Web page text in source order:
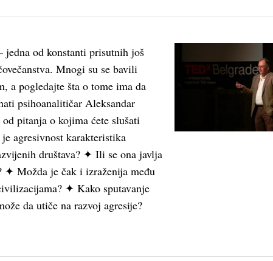
jedna od konstanti prisutnih još
Mnogi su se bavili
a pogledajte šta o tome ima da
psihoanalitičar Aleksandar
pitanja o kojima ćete slušati
agresivnost karakteristika
društava? ✦ Ili se ona javlja
✦ Možda je čak i izraženija među
✦ Kako sputavanje
da utiče na razvoj agresije?